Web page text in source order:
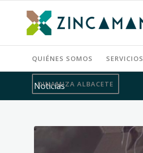
QUIÉNES SOMOS SERVICIOS
DINAMIZA ALBACETE
Noticias